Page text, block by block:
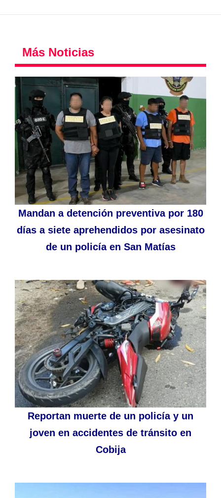
Más Noticias
Mandan a detención preventiva por 180
días a siete aprehendidos por asesinato
de un policía en San Matías
Reportan muerte de un policía y un
joven en accidentes de tránsito en
Cobija